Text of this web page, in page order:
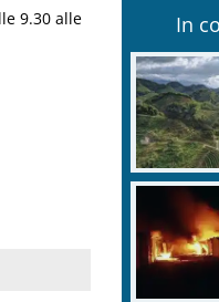
9.30 alle
In